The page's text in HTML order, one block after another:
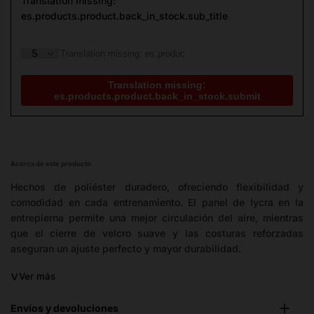
es.products.product.back_in_stock.sub_title
Translation missing:
es.products.product.back_in_stock.submit
Acerca de este producto
Hechos de poliéster duradero, ofreciendo flexibilidad y
comodidad en cada entrenamiento. El panel de lycra en la
entrepierna permite una mejor circulación del aire, mientras
que el cierre de velcro suave y las costuras reforzadas
aseguran un ajuste perfecto y mayor durabilidad.
˅Ver más
Envíos y devoluciones